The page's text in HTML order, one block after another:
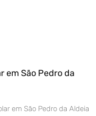
em São Pedro da
em São Pedro da Aldeia